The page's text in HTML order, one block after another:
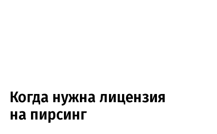
Когда нужна лицензия
на пирсинг
Всего 5 шагов — и лицензия получена!